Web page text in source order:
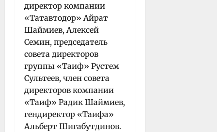
директор компании
«Татавтодор» Айрат
Шаймиев, Алексей
Семин, председатель
совета директоров
группы «Таиф» Рустем
Сультеев, член совета
директоров компании
«Таиф» Радик Шаймиев,
гендиректор «Таифа»
Альберт Шигабутдинов.